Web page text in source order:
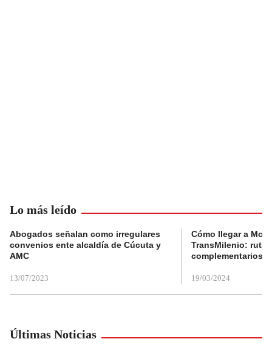
Lo más leído
Abogados señalan como irregulares
convenios ente alcaldía de Cúcuta y
AMC
13/07/2023
Cómo llegar a
TransMilenio:
complementarios
19/03/2024
Últimas Noticias